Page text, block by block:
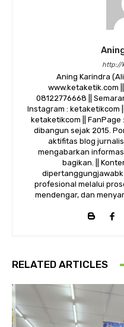
http://
Aning Karindra
www.ketaketik.com
08122776668 ||
Instagram : ketaketikcom
ketaketikcom || FanPage
dibangun sejak 2015.
aktifitas blog
mengabarkan
bagikan. ||
profesional melalui
mendengar, dan
RELATED ARTICLES